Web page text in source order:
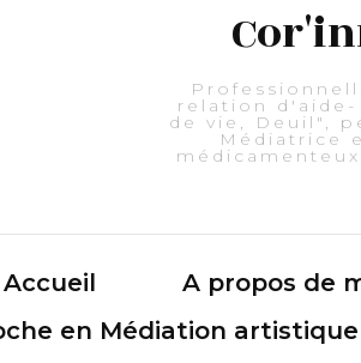
relation d'aide-
de vie, Deuil",
Médiatrice
Accueil A propos de
en Médiation artistique